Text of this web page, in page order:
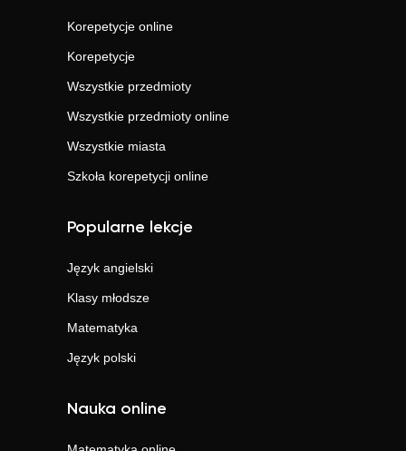
Korepetycje online
Korepetycje
Wszystkie przedmioty
Wszystkie przedmioty online
Wszystkie miasta
Szkoła korepetycji online
Popularne lekcje
Język angielski
Klasy młodsze
Matematyka
Język polski
Nauka online